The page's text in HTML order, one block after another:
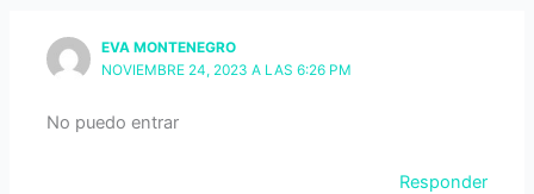
EVA MONTENEGRO
NOVIEMBRE 24, 2023 A LAS 6:26 PM
No puedo entrar
Responder